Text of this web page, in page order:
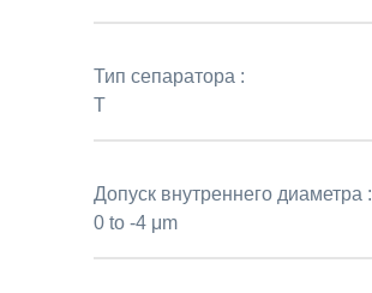
Тип сепаратора :
T
Допуск внутреннего диаметра :
0 to -4 μm